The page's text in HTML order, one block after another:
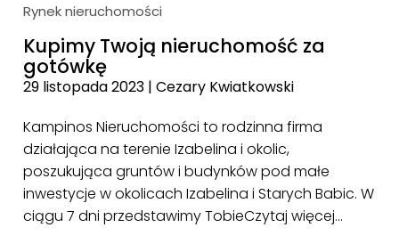
Rynek nieruchomości
Kupimy Twoją nieruchomość za
gotówkę
29 listopada 2023 |Cezary Kwiatkowski
Kampinos Nieruchomości to rodzinna firma
działająca na terenie Izabelina i okolic,
poszukująca gruntów i budynków pod małe
inwestycje w okolicach Izabelina i Starych Babic. W
ciągu 7 dni przedstawimy TobieCzytaj więcej…